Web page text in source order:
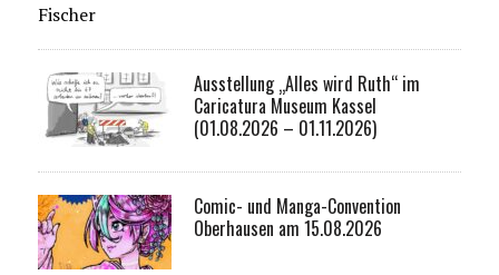
Fischer
Ausstellung „Alles wird Ruth“ im
Caricatura Museum Kassel
(01.08.2026 – 01.11.2026)
Comic- und Manga-Convention
Oberhausen am 15.08.2026